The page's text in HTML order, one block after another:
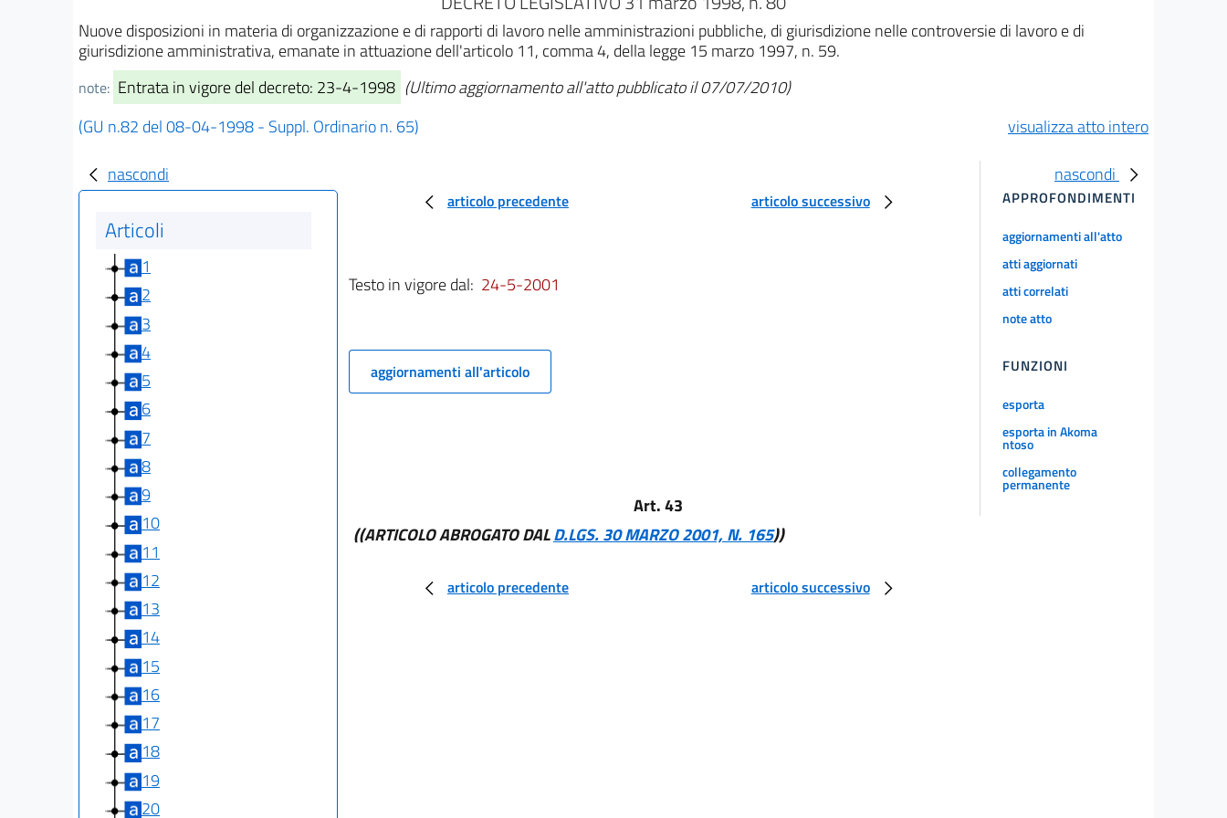
Nuove disposizioni in materia di organizzazione e di rapporti di lavoro nelle amministrazioni pubbliche, di giurisdizione nelle controversie di lavoro e di
giurisdizione amministrativa, emanate in attuazione dell'articolo 11, comma 4, della legge 15 marzo 1997, n. 59.
note: Entrata in vigore del decreto: 23-4-1998 (Ultimo aggiornamento all'atto pubblicato il 07/07/2010)
(GU n.82 del 08-04-1998 - Suppl. Ordinario n. 65)
visualizza atto intero
nascondi
Articoli
1
2
3
4
5
6
7
8
9
10
11
12
13
14
15
16
17
18
19
20
articolo precedente articolo successivo
Testo in vigore dal: 24-5-2001
aggiornamenti all'articolo
Art. 43
((ARTICOLO ABROGATO DALD.LGS. 30 MARZO 2001, N. 165))
articolo precedente articolo successivo
nascondi
APPROFONDIMENTI
aggiornamenti all'atto
atti aggiornati
atti correlati
note atto
FUNZIONI
esporta
esporta in Akoma
ntoso
collegamento
permanente